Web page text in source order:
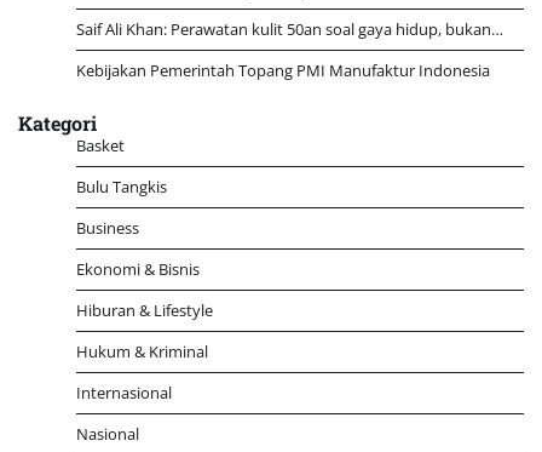
Saif Ali Khan: Perawatan kulit 50an soal gaya hidup, bukan…
Kebijakan Pemerintah Topang PMI Manufaktur Indonesia
Kategori
Basket
Bulu Tangkis
Business
Ekonomi & Bisnis
Hiburan & Lifestyle
Hukum & Kriminal
Internasional
Nasional